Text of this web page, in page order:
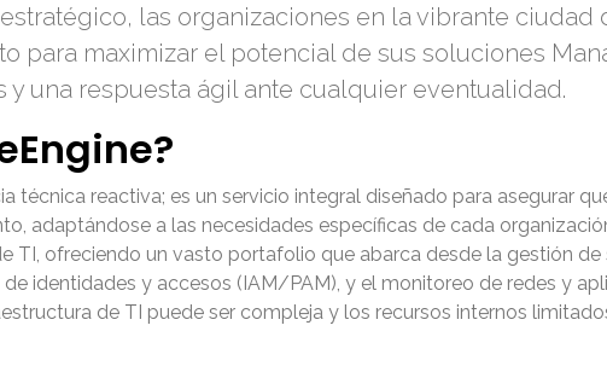
las organizaciones en la vibrante ciudad
para maximizar el potencial de sus soluciones
una respuesta ágil ante cualquier eventualidad.
técnica reactiva; es un servicio integral diseñado para asegurar
adaptándose a las necesidades específicas de cada
TI, ofreciendo un vasto portafolio que abarca desde la gestión de
identidades y accesos (IAM/PAM), y el monitoreo de redes y
de TI puede ser compleja y los recursos internos